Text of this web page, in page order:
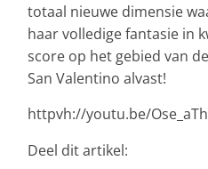
totaal nieuwe dimensie
haar volledige fantasie in
score op het gebied van
San Valentino alvast!
httpvh://youtu.be/
Deel dit artikel: